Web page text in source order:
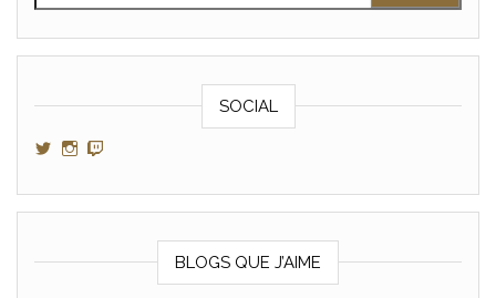
SOCIAL
Voir le profil de GamerAltris sur Twitter
Voir le profil de GamerAltris sur Instagram
BLOGS QUE J’AIME